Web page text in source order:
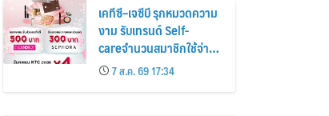
เคทีซี–เจซีบี รุกหมวดความ
งาม รับเทรนด์ Self-
careจำนวนสมาชิกใช้จ่าย
หมวดเครื่องสำอางเพิ่ม
26%
7 ส.ค. 69 17:34